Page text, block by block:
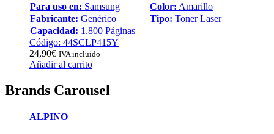
Para uso en: Samsung Color: Amarillo
Fabricante: Genérico Tipo: Toner Laser
Capacidad: 1.800 Páginas
Código: 44SCLP415Y
24,90€ IVA incluido
Añadir al carrito
Brands Carousel
ALPINO